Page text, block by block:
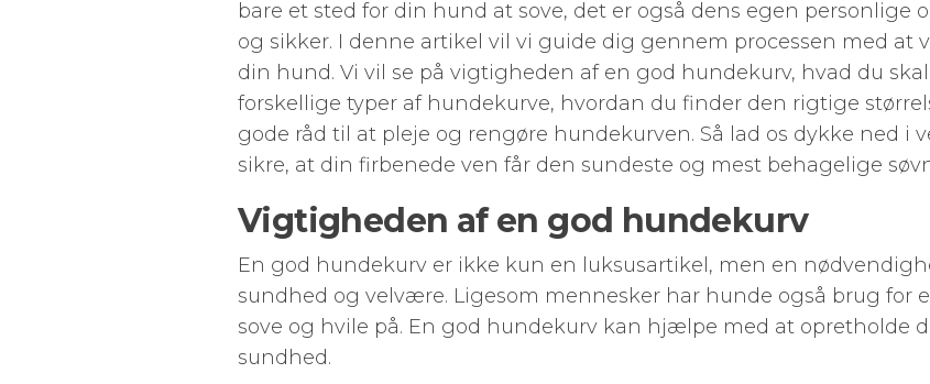
bare et sted for din hund at sove, det er også dens egen personlige
og sikker. I denne artikel vil vi guide dig gennem processen med at
din hund. Vi vil se på vigtigheden af en god hundekurv, hvad du
forskellige typer af hundekurve, hvordan du finder den rigtige
gode råd til at pleje og rengøre hundekurven. Så lad os dykke ned i
sikre, at din firbenede ven får den sundeste og mest behagelige
Vigtigheden af en god hundekurv
En god hundekurv er ikke kun en luksusartikel, men en
sundhed og velvære. Ligesom mennesker har hunde også brug for
sove og hvile på. En god hundekurv kan hjælpe med at opretholde
sundhed.